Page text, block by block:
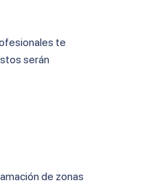
te
serán
de zonas